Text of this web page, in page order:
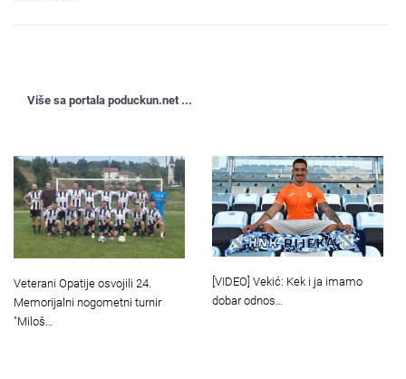
Više sa portala poduckun.net ...
Veterani Opatije osvojili 24.
Memorijalni nogometni turnir
"Miloš…
[VIDEO] Vekić: Kek i ja imamo
dobar odnos…